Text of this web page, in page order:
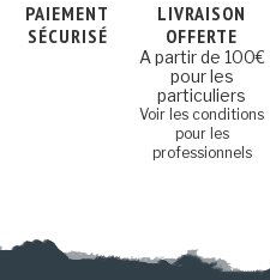
PAIEMENT
SÉCURISÉ
LIVRAISON
OFFERTE
A partir de 100€
pour les
particuliers
Voir les conditions
pour les
professionnels